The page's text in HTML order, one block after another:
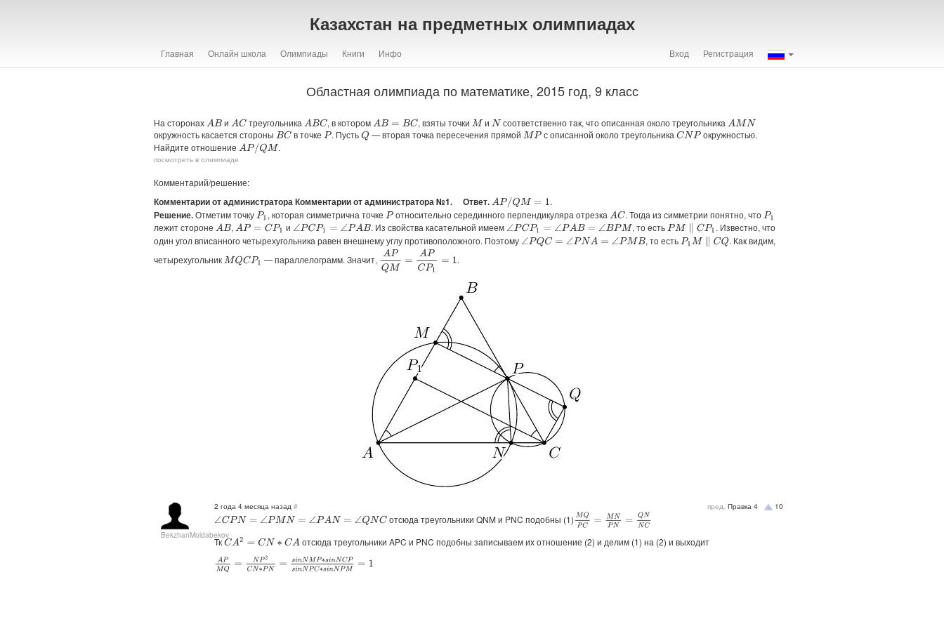
Казахстан на предметных олимпиадах
Главная Онлайн школа Олимпиады Книги Инфо Вход Регистрация
Областная олимпиада по математике, 2015 год, 9 класс
На сторонахAB и AC треугольника ABC , в которомAB= BC , взяты точки M и N соответственно так, что описанная около треугольника AMN
окружность касается стороны BC в точке P . ПустьQ— вторая точка пересечения прямой MP с описанной около треугольникаCNP
окружностью.
Найдите отношение AP/QM .
посмотреть в олимпиаде
Комментарий/решение:
Комментарии от администратора Комментарии от администратора №1. Ответ.AP/QM=1 .
Решение.Отметим точкуP1, которая симметрична точке Pотносительно серединного перпендикуляра отрезка AC . Тогда из симметрии понятно, чтоP1
лежит стороне AB , AP= CP 1 и ∠PCP1= ∠P AB . Из свойства касательной имеем ∠PCP1= ∠P AB=∠BPM , то есть PM∥C 1
. Известно, что
один угол вписанного четырехугольника равен внешнему углу противоположного. Поэтому ∠PQC= ∠P NA=∠PMB , то естьP1M∥ Q
. Как видим,
четырехугольникMQCP1 — параллелограмм. Значит, APQM PCP1 .
BekzhanMoldabekov
пред. Правка 4 10
2 года 4 месяца назад #
∠CPN= ∠P MN=∠PA N= ∠QNC отсюда треугольники QNM и PNC подобны (1)MQP C= MNP N= QNN
ТкCA2= CN∗CA
отсюда треугольники APC и PNC подобны записываем их отношение (2) и делим (1) на (2) и выходит
APM Q= NP2CN∗ PN =sinNMP∗sinNCPsinN